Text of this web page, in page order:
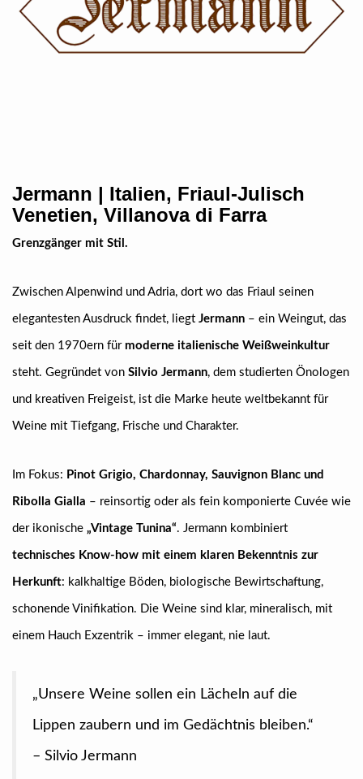
Jermann | Italien, Friaul-Julisch
Venetien, Villanova di Farra
Grenzgänger mit Stil.
Zwischen Alpenwind und Adria, dort wo das Friaul seinen
elegantesten Ausdruck findet, liegt Jermann – ein Weingut, das
seit den 1970ern für moderne italienische Weißweinkultur
steht. Gegründet von Silvio Jermann, dem studierten Önologen
und kreativen Freigeist, ist die Marke heute weltbekannt für
Weine mit Tiefgang, Frische und Charakter.
Im Fokus: Pinot Grigio, Chardonnay, Sauvignon Blanc und
Ribolla Gialla – reinsortig oder als fein komponierte Cuvée wie
der ikonische „Vintage Tunina“. Jermann kombiniert
technisches Know-how mit einem klaren Bekenntnis zur
Herkunft: kalkhaltige Böden, biologische Bewirtschaftung,
schonende Vinifikation. Die Weine sind klar, mineralisch, mit
einem Hauch Exzentrik – immer elegant, nie laut.
„Unsere Weine sollen ein Lächeln auf die
Lippen zaubern und im Gedächtnis bleiben.“
– Silvio Jermann